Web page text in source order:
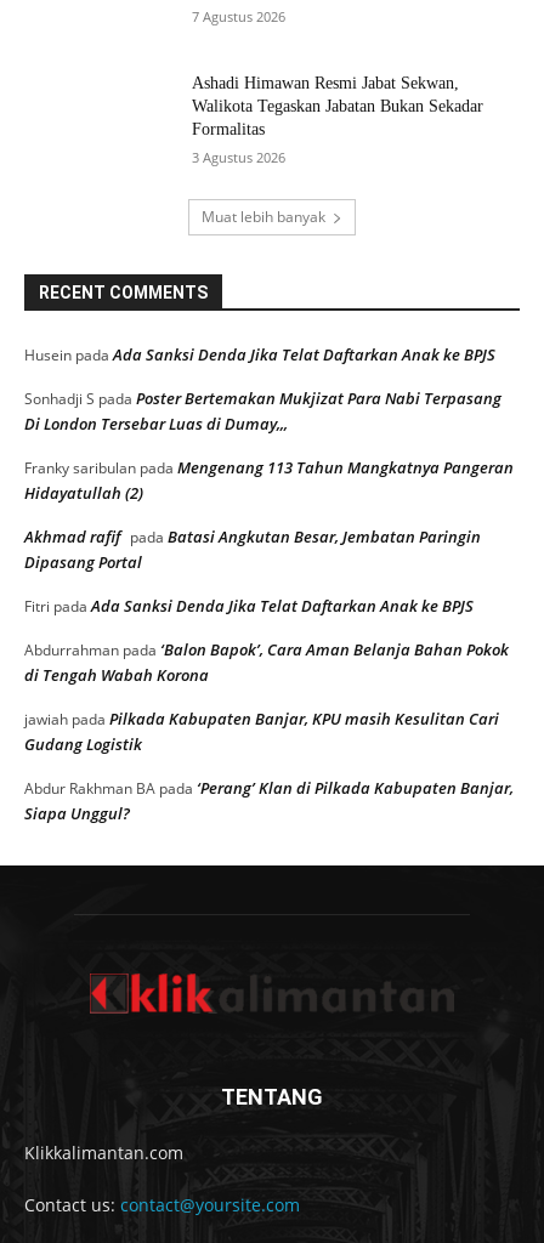
7 Agustus 2026
Ashadi Himawan Resmi Jabat Sekwan,
Walikota Tegaskan Jabatan Bukan Sekadar
Formalitas
3 Agustus 2026
Muat lebih banyak
RECENT COMMENTS
Husein padaAda Sanksi Denda Jika Telat Daftarkan Anak ke BPJS
Sonhadji S pada Poster Bertemakan Mukjizat Para Nabi Terpasang
Di London Tersebar Luas di Dumay,,,
Franky saribulan pada Mengenang 113 Tahun Mangkatnya Pangeran
Hidayatullah (2)
Akhmad rafif pada Batasi Angkutan Besar, Jembatan Paringin
Dipasang Portal
Fitri padaAda Sanksi Denda Jika Telat Daftarkan Anak ke BPJS
Abdurrahman pada ‘Balon Bapok’, Cara Aman Belanja Bahan Pokok
di Tengah Wabah Korona
jawiah pada Pilkada Kabupaten Banjar, KPU masih Kesulitan Cari
Gudang Logistik
Abdur Rakhman BA pada ‘Perang’ Klan di Pilkada Kabupaten Banjar,
Siapa Unggul?
TENTANG
Klikkalimantan.com
Contact us: contact@yoursite.com